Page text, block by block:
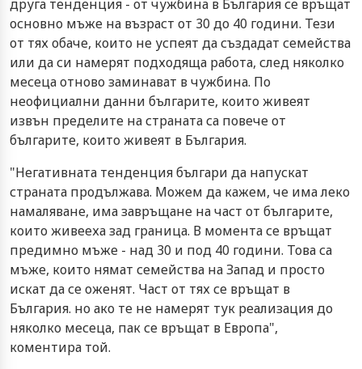
друга тенденция - от чужбина в България се връщат
основно мъже на възраст от 30 до 40 години. Тези
от тях обаче, които не успеят да създадат семейства
или да си намерят подходяща работа, след няколко
месеца отново заминават в чужбина. По
неофициални данни българите, които живеят
извън пределите на страната са повече от
българите, които живеят в България.
"Негативната тенденция българи да напускат
страната продължава. Можем да кажем, че има леко
намаляване, има завръщане на част от българите,
които живееха зад граница. В момента се връщат
предимно мъже - над 30 и под 40 години. Това са
мъже, които нямат семейства на Запад и просто
искат да се оженят. Част от тях се връщат в
България. но ако те не намерят тук реализация до
няколко месеца, пак се връщат в Европа",
коментира той.